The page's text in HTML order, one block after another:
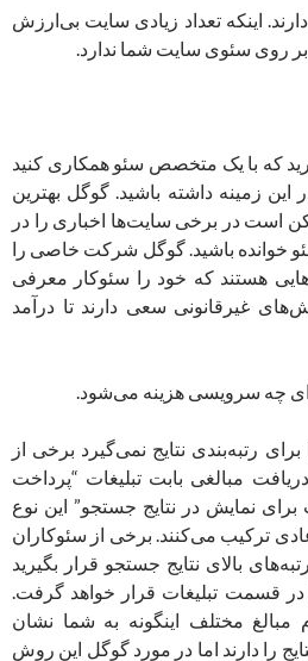
اینکه تعداد زیادی سایت بی‌ارزش
بر روی سئوی سایت شما ندارد.
که با یک متخصص سئو همکاری کنید
این زمینه داشته باشید. گوگل بهترین
است در برخی سایت‌ها اخباری را در
خوانده باشید. گوگل شرکت خاصی را
هستند که خود را سئوکار معرفی
غیرقانونی سعی دارند تا درآمد
چه سرویسی هزینه می‌شود.
رتبه‌بندی نتایج نمی‌گیرد برخی از
مبالغی بابت تبلیغات “پرداخت
برای نمایش در نتایج جستجو” این نوع
ترکیب می‌کنند. برخی از سئوکاران
بالای نتایج جستجو قرار بگیرید
قسمت تبلیغات قرار خواهد گرفت.
مبالغ مختلف اینگونه به شما نشان
را دارند اما در مورد گوگل این روش